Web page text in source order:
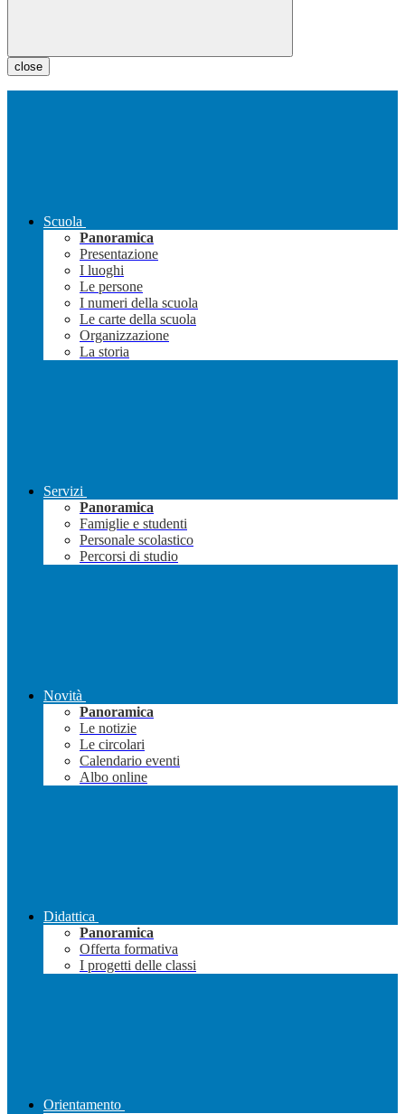
close
Scuola
Panoramica
Presentazione
I luoghi
Le persone
I numeri della scuola
Le carte della scuola
Organizzazione
La storia
Servizi
Panoramica
Famiglie e studenti
Personale scolastico
Percorsi di studio
Novità
Panoramica
Le notizie
Le circolari
Calendario eventi
Albo online
Didattica
Panoramica
Offerta formativa
I progetti delle classi
Orientamento